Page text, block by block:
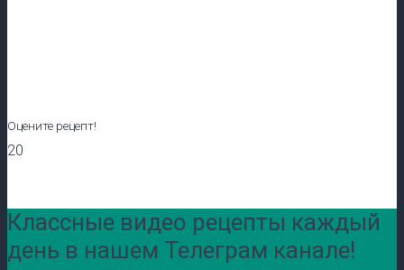
Оцените рецепт!
20
Классные видео рецепты каждый
день в нашем Телеграм канале!